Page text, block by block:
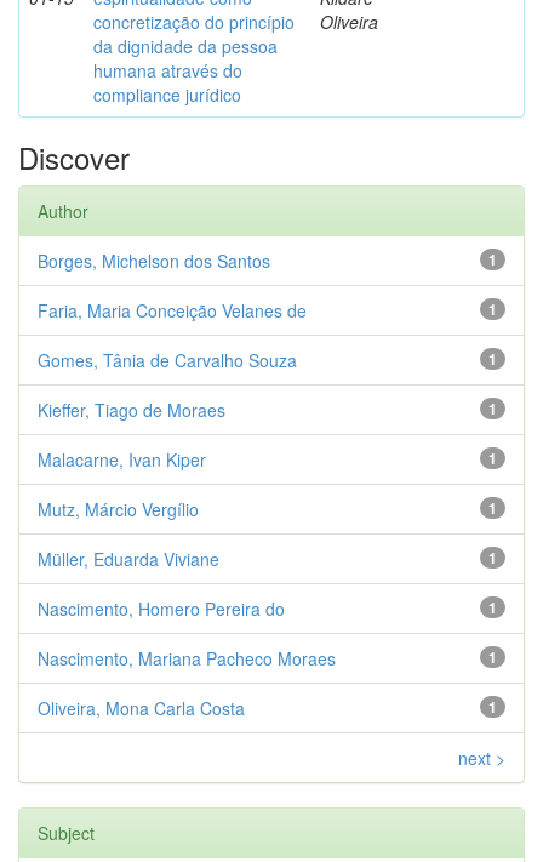
concretização do princípio
da dignidade da pessoa
humana através do
compliance jurídico
Oliveira
Discover
Author
1
Borges, Michelson dos Santos
1
Faria, Maria Conceição Velanes de
1
Gomes, Tânia de Carvalho Souza
1
Kieffer, Tiago de Moraes
1
Malacarne, Ivan Kiper
1
Mutz, Márcio Vergílio
1
Müller, Eduarda Viviane
1
Nascimento, Homero Pereira do
1
Nascimento, Mariana Pacheco Moraes
1
Oliveira, Mona Carla Costa
next >
Subject